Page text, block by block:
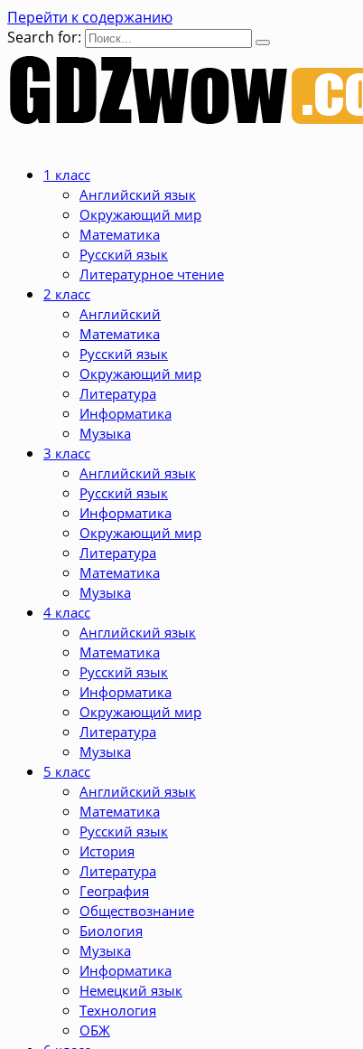
Перейти к содержанию
Search for:
1 класс
Английский язык
Окружающий мир
Математика
Русский язык
Литературное чтение
2 класс
Английский
Математика
Русский язык
Окружающий мир
Литература
Информатика
Музыка
3 класс
Английский язык
Русский язык
Информатика
Окружающий мир
Литература
Математика
Музыка
4 класс
Английский язык
Математика
Русский язык
Информатика
Окружающий мир
Литература
Музыка
5 класс
Английский язык
Математика
Русский язык
История
Литература
География
Обществознание
Биология
Музыка
Информатика
Немецкий язык
Технология
ОБЖ